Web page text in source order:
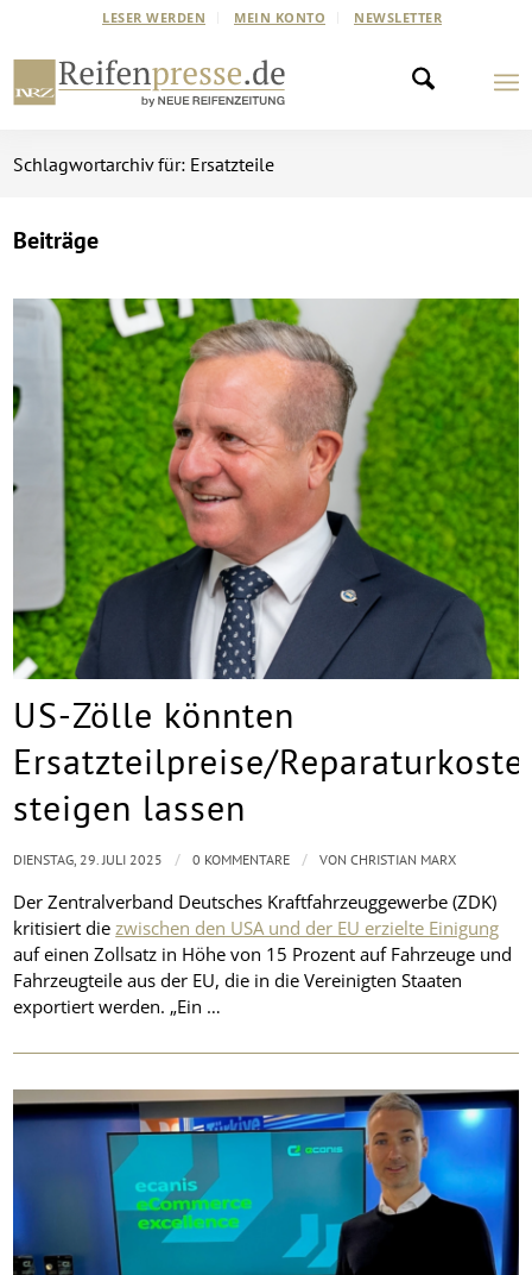
LESER WERDEN MEIN KONTO NEWSLETTER
Schlagwortarchiv für: Ersatzteile
Beiträge
US-Zölle könnten
Ersatzteilpreise/
steigen lassen
Der Zentralverband Deutsches Kraftfahrzeuggewerbe (ZDK)
kritisiert diezwischen den USA und der EU erzielte Einigung
auf einen Zollsatz in Höhe von 15 Prozent auf Fahrzeuge und
Fahrzeugteile aus der EU, die in die Vereinigten Staaten
exportiert werden. „Ein …
DIENSTAG, 29. JULI 2025 / 0 KOMMENTARE / VONCHRISTIAN MARX